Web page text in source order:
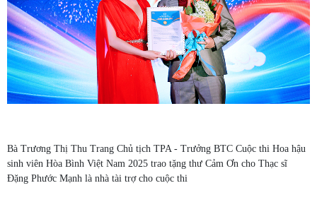
Bà Trương Thị Thu Trang Chủ tịch TPA - Trưởng BTC Cuộc thi Hoa hậu
sinh viên Hòa Bình Việt Nam 2025 trao tặng thư Cảm Ơn cho Thạc sĩ
Đặng Phước Mạnh là nhà tài trợ cho cuộc thi